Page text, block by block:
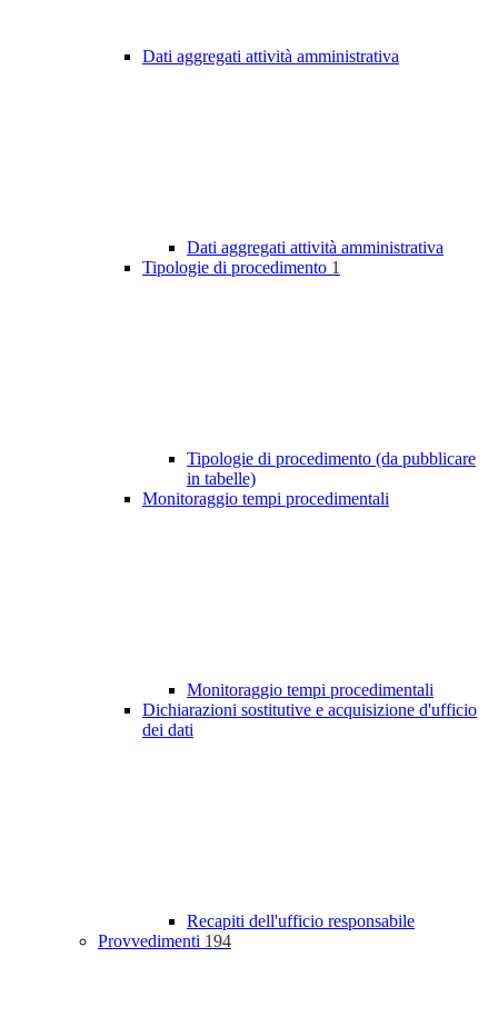
Dati aggregati attività amministrativa
Dati aggregati attività amministrativa
Tipologie di procedimento 1
Tipologie di procedimento (da pubblicare
in tabelle)
Monitoraggio tempi procedimentali
Monitoraggio tempi procedimentali
Dichiarazioni sostitutive e acquisizione d'ufficio
dei dati
Recapiti dell'ufficio responsabile
Provvedimenti 194